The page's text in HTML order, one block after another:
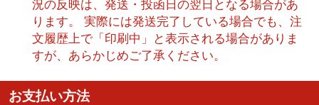
況の反映は、発送・投函日の翌日となる場合があ
ります。 実際には発送完了している場合でも、注
文履歴上で「印刷中」と表示される場合がありま
すが、あらかじめご了承ください。
お支払い方法